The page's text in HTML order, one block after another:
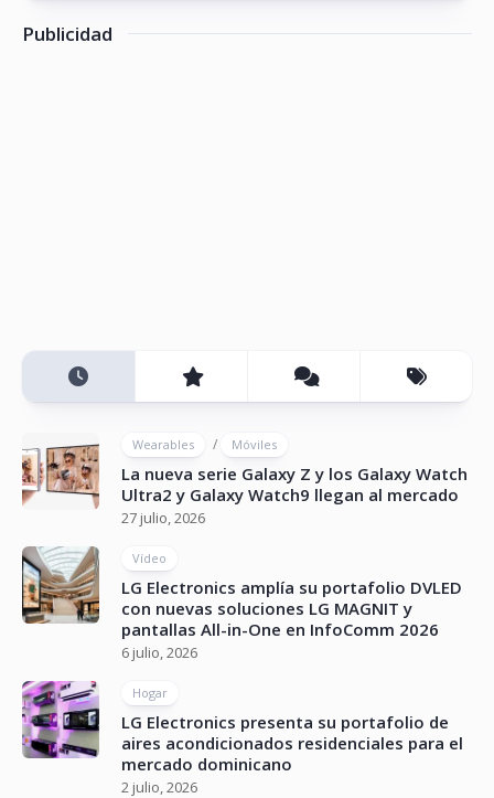
Publicidad
Wearables / Móviles
La nueva serie Galaxy Z y los Galaxy Watch
Ultra2 y Galaxy Watch9 llegan al mercado
27 julio, 2026
Vídeo
LG Electronics amplía su portafolio DVLED
con nuevas soluciones LG MAGNIT y
pantallas All-in-One en InfoComm 2026
6 julio, 2026
Hogar
LG Electronics presenta su portafolio de
aires acondicionados residenciales para el
mercado dominicano
2 julio, 2026